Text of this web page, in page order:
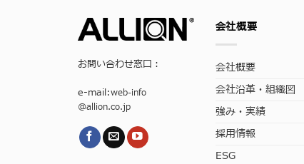
お問い合わせ窓口：
e-mail:web-info
@allion.co.jp
会社概要
会社概要
会社沿革・組織図
強み・実績
採用情報
ESG